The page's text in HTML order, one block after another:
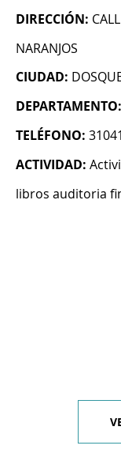
DIRECCIÓN:
NARANJOS
CIUDAD:
DEPARTAMENTO:
TELÉFONO:
ACTIVIDAD:
libros auditoria